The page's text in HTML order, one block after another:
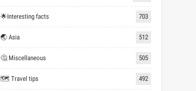
🌟Interesting facts 703
🌏 Asia 512
🤔 Miscellaneous 505
🗺 Travel tips 492